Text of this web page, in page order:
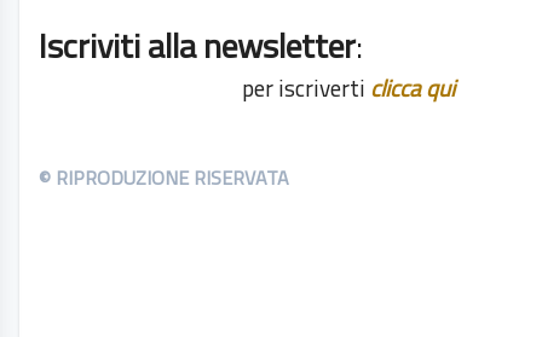
Iscriviti alla newsletter:
per iscriverti clicca qui
© RIPRODUZIONE RISERVATA